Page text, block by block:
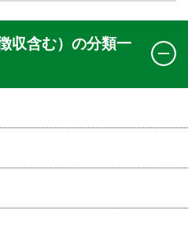
収含む）の分類一